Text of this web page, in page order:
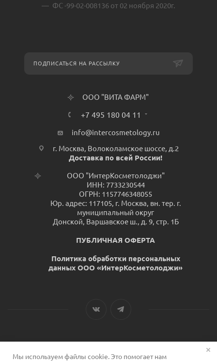
ФС -99-02-008136 от 02 ноября 2020г.
ПОДПИСАТЬСЯ НА РАССЫЛКУ
ООО "ВИТА ФАРМ"
+7 495 180 04 11
info@intercosmetology.ru
г. Москва, Волоколамское шоссе, д.2
Доставка по всей России!
ООО "ИнтерКосметолоджи"
ИНН: 7733230544
ОГРН: 1157746348055
Юр. адрес: 117105, г. Москва, вн. тер. г.
муниципальный округ
Донской, Варшавское ш., д. 9, стр. 1Б
ПУБЛИЧНАЯ ОФЕРТА
Политика обработки персональных
данных ООО «ИнтерКосметолоджи»
Мы используем файлы cookie. Это помогает нам